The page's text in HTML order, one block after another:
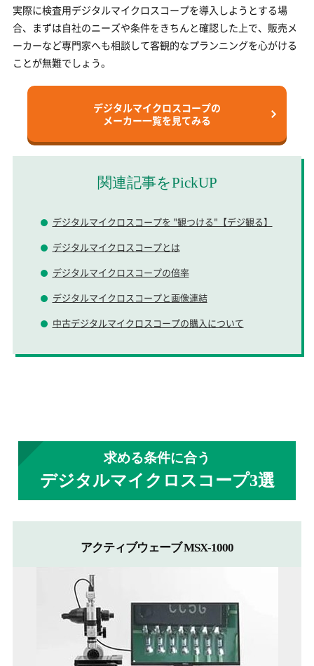
実際に検査用デジタルマイクロスコープを導入しようとする場
合、まずは自社のニーズや条件をきちんと確認した上で、販売メ
ーカーなど専門家へも相談して客観的なプランニングを心がける
ことが無難でしょう。
デジタルマイクロスコープの
メーカー一覧を見てみる
関連記事をPickUP
デジタルマイクロスコープを "観つける"【デジ観る】
デジタルマイクロスコープとは
デジタルマイクロスコープの倍率
デジタルマイクロスコープと画像連結
中古デジタルマイクロスコープの購入について
求める条件に合う
デジタルマイクロスコープ3選
アクティブウェーブ MSX-1000